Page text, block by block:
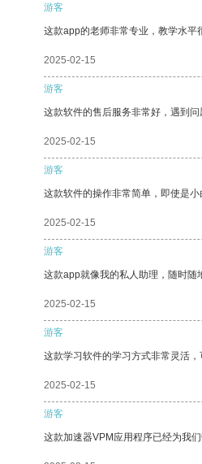
游客
这款app的老师非常专业，教学水平
2025-02-15
游客
这款软件的售后服务非常好，遇到问
2025-02-15
游客
这款软件的操作非常简单，即使是小
2025-02-15
游客
这款app就像我的私人助理，随时随
2025-02-15
游客
这款学习软件的学习方式非常灵活
2025-02-15
游客
这款加速器VPM应用程序已经为我